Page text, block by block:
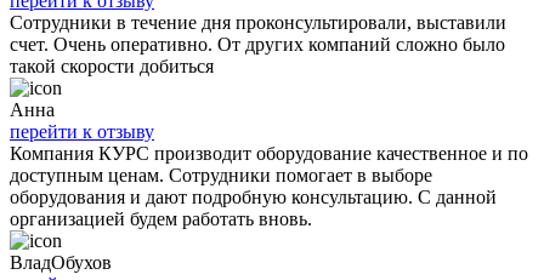
Сотрудники в течение дня проконсультировали, выставили
счет. Очень оперативно. От других компаний сложно было
такой скорости добиться
Анна
перейти к отзыву
Компания КУРС производит оборудование качественное и по
доступным ценам. Сотрудники помогает в выборе
оборудования и дают подробную консультацию. С данной
организацией будем работать вновь.
ВладОбухов